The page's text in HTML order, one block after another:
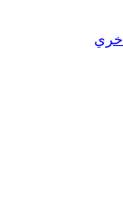
اخري